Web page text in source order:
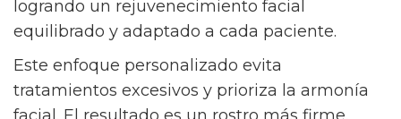
logrando un rejuvenecimiento facial
equilibrado y adaptado a cada paciente.
Este enfoque personalizado evita
tratamientos excesivos y prioriza la armonía